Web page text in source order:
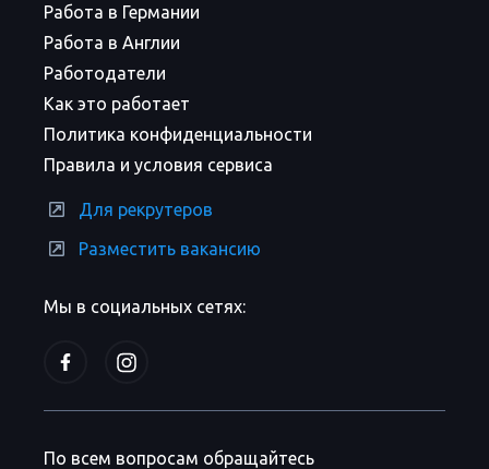
Мы в социальных сетях:
Работа в Германии
Работа в Англии
Работодатели
Как это работает
Политика конфиденциальности
Правила и условия сервиса
Для рекрутеров
Разместить вакансию
По всем вопросам обращайтесь